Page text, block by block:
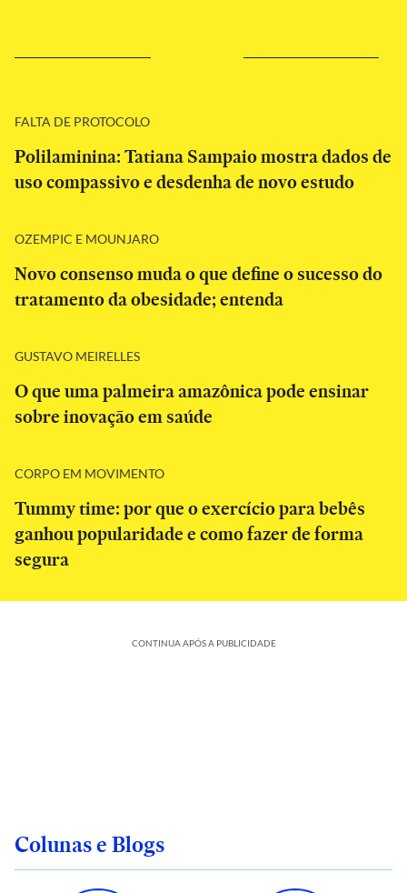
FALTA DE PROTOCOLO
Polilaminina: Tatiana Sampaio mostra dados de
uso compassivo e desdenha de novo estudo
OZEMPIC E MOUNJARO
Novo consenso muda o que define o sucesso do
tratamento da obesidade; entenda
GUSTAVO MEIRELLES
O que uma palmeira amazônica pode ensinar
sobre inovação em saúde
CORPO EM MOVIMENTO
Tummy time: por que o exercício para bebês
ganhou popularidade e como fazer de forma
segura
CONTINUA APÓS A PUBLICIDADE
Colunas e Blogs